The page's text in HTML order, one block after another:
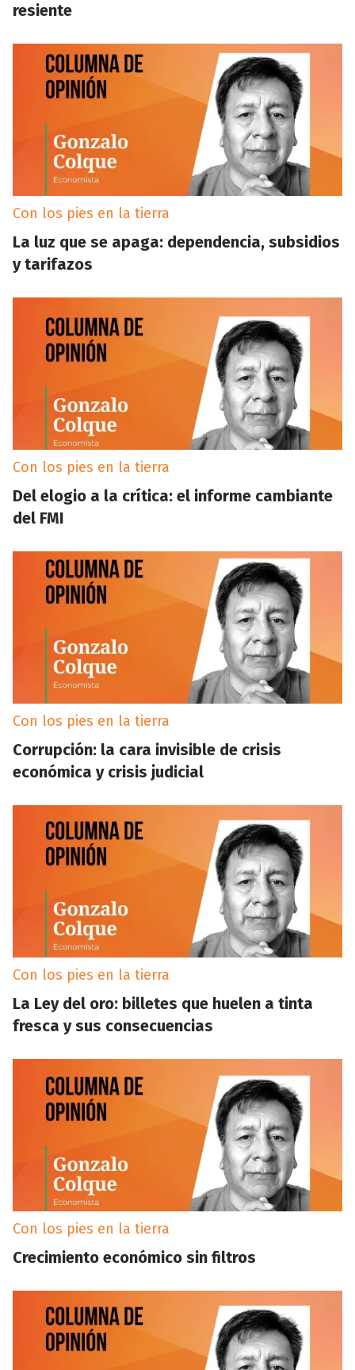
resiente
Con los pies en la tierra
La luz que se apaga: dependencia, subsidios
y tarifazos
Con los pies en la tierra
Del elogio a la crítica: el informe cambiante
del FMI
Con los pies en la tierra
Corrupción: la cara invisible de crisis
económica y crisis judicial
Con los pies en la tierra
La Ley del oro: billetes que huelen a tinta
fresca y sus consecuencias
Con los pies en la tierra
Crecimiento económico sin filtros